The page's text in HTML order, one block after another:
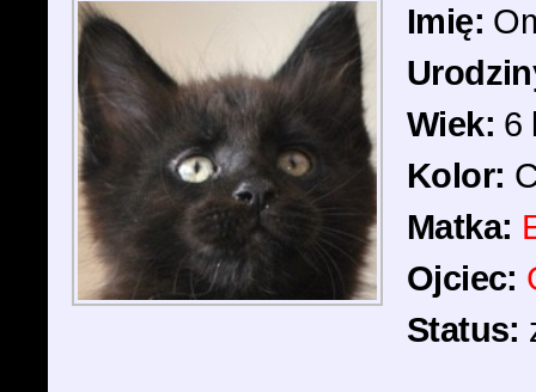
Imię:
Wiek: 6
Kolor:
Matka:
Ojciec:
Status: